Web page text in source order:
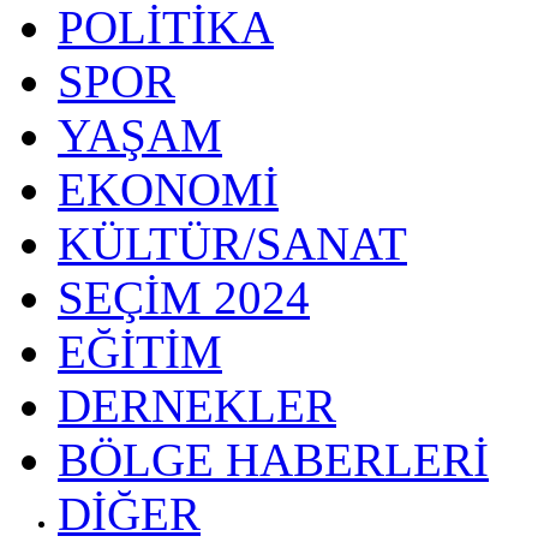
POLİTİKA
SPOR
YAŞAM
EKONOMİ
KÜLTÜR/SANAT
SEÇİM 2024
EĞİTİM
DERNEKLER
BÖLGE HABERLERİ
DİĞER